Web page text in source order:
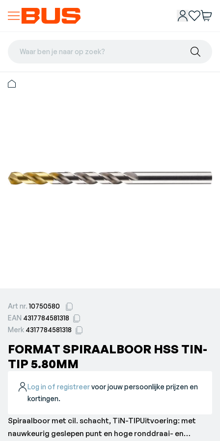
Waar ben je naar op zoek?
Art nr.10750580
EAN 4317784581318
Merk 4317784581318
FORMAT SPIRAALBOOR HSS TIN-
TIP 5.80MM
Log in of registreervoor jouw persoonlijke prijzen en
kortingen.
Spiraalboor met cil. schacht, TiN-TIPUitvoering: met
nauwkeurig geslepen punt en hoge ronddraai- en